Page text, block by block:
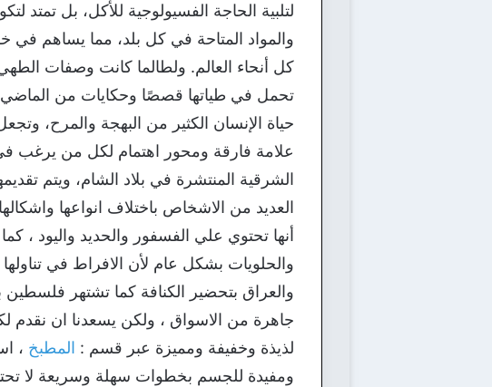
لتلبية الحاجة الفسيولوجية للأكل، بل
والمواد المتاحة في كل بلد، مما يساهم في
كل أنحاء العالم. ولطالما كانت وصفات
تحمل في طياتها قصصًا وحكايات من الماضي.
حياة الإنسان الكثير من البهجة والمرح،
علامة فارقة ومحور اهتمام لكل من يرغب في
الشرقية المنتشرة في بلاد الشام، ويتم
العديد من الاشخاص باختلاف انواعها
أنها تحتوي علي الفسفور والحديد واليود ،
والحلويات بشكل عام لأن الافراط في
والعراق بتحضير الكنافة كما تشتهر
جاهرة من الاسواق ، ولكن يسعدنا ان نقدم
لذيذة وخفيفة ومميزة عبر قسم : المطبخ ،